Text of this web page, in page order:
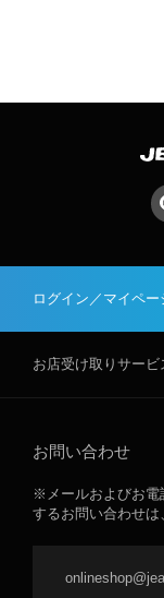
ログイン／マイペー
お店受け取りサービ
お問い合わせ
※メールおよびお電
するお問い合わせは